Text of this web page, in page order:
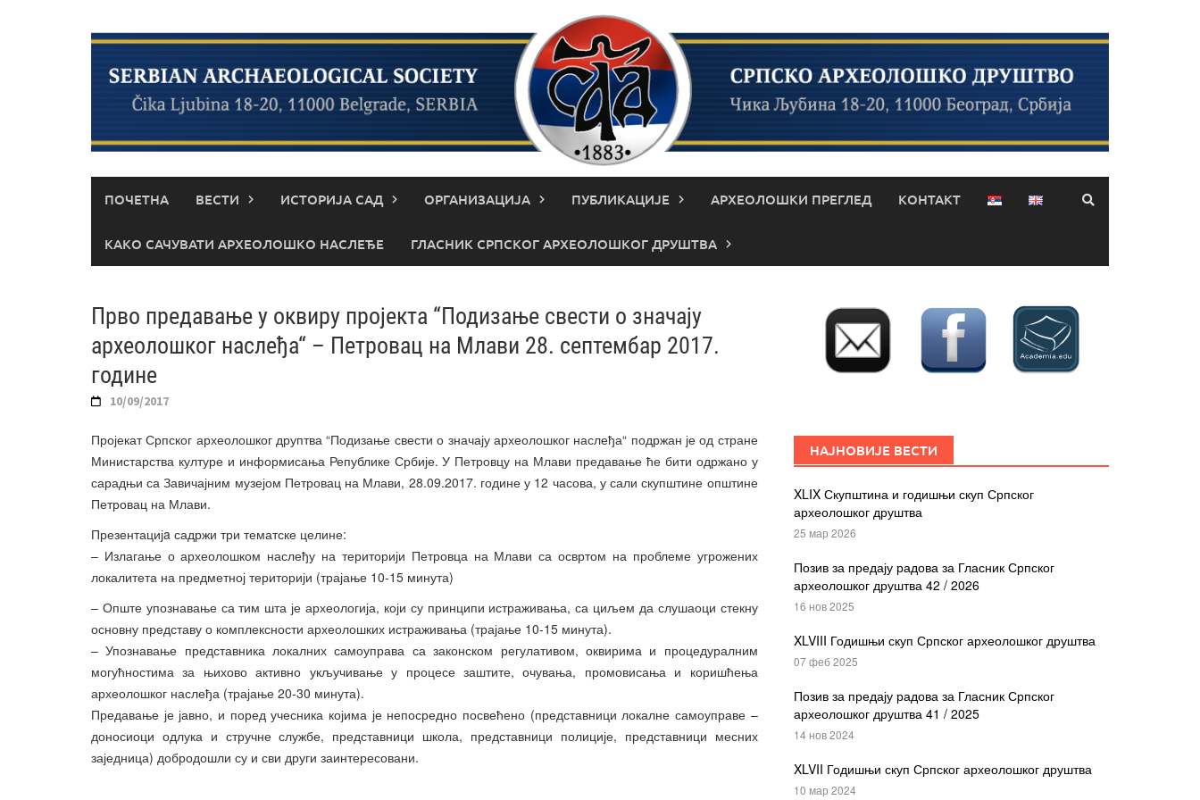
ПОЧЕТНА ВЕСТИ ИСТОРИЈА САД ОРГАНИЗАЦИЈА ПУБЛИКАЦИЈЕ АРХЕОЛОШКИ ПРЕГЛЕД КОНТАКТ
КАКО САЧУВАТИ АРХЕОЛОШКО НАСЛЕЂЕ ГЛАСНИК СРПСКОГ АРХЕОЛОШКОГ ДРУШТВА
Прво предавање у оквиру пројекта “Подизање свести о значају
археолошког наслеђа“ – Петровац на Млави 28. септембар 2017.
године
10/09/2017
Пројекат Српског археолошког друптва “Подизање свести о значају археолошког наслеђа“ подржан је од стране
Министарства културе и информисања Републике Србије. У Петровцу на Млави предавање ће бити одржано у
сарадњи са Завичајним музејом Петровац на Млави, 28.09.2017. године у 12 часова, у сали скупштине општине
Петровац на Млави.
Презентацијa садржи три тематске целине:
– Излагање о археолошком наслеђу на територији Петровца на Млави са освртом на проблеме угрожених
локалитета на предметној територији (трајање 10-15 минута)
– Опште упознавање са тим шта је археологија, који су принципи истраживања, са циљем да слушаоци стекну
основну представу о комплексности археолошких истраживања (трајање 10-15 минута).
– Упознавање представника локалних самоуправа са законском регулативом, оквирима и процедуралним
могућностима за њихово активно укључивање у процесе заштите, очувања, промовисања и коришћења
археолошког наслеђа (трајање 20-30 минута).
Предавање је јавно, и поред учесника којима је непосредно посвећено (представници локалне самоуправе –
доносиоци одлука и стручне службе, представници школа, представници полиције, представници месних
заједница) добродошли су и сви други заинтересовани.
НАЈНОВИЈЕ ВЕСТИ
XLIX Скупштина и годишњи скуп Српског
археолошког друштва
25 мар 2026
Позив за предају радова за Гласник Српског
археолошког друштва 42 / 2026
16 нов 2025
XLVIII Годишњи скуп Српског археолошког друштва
07 феб 2025
Позив за предају радова за Гласник Српског
археолошког друштва 41 / 2025
14 нов 2024
XLVII Годишњи скуп Српског археолошког друштва
10 мар 2024